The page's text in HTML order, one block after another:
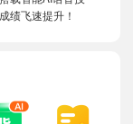
绩飞速提升！